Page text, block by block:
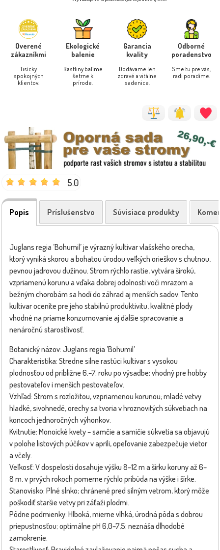
Overené
zákazníkmi
Tisícky
spokojných
klientov.
Ekologické
balenie
Rastliny balíme
šetrne k
prírode.
Garancia
kvality
Dodávame len
zdravé a vitálne
sadenice.
Odborné
poradenstvo
Sme tu pre vás,
radi poradíme.
5.0
Popis Príslušenstvo Súvisiace produkty
Juglans regia ’Bohumil’ je výrazný kultivar vlašského orecha,
ktorý vyniká skorou a bohatou úrodou veľkých orieškov s chutnou,
pevnou jadrovou dužinou. Strom rýchlo rastie, vytvára širokú,
vzpriamenú korunu a vďaka dobrej odolnosti voči mrazom a
bežným chorobám sa hodí do záhrad aj menších sadov. Tento
kultivar oceníte pre jeho stabilnú produktivitu, kvalitné plody
vhodné na priame konzumovanie aj ďalšie spracovanie a
nenáročnú starostlivosť.
Botanický názov: Juglans regia ’Bohumil’
Charakteristika: Stredne silne rastúci kultivar s vysokou
plodnosťou od približne 6.–7. roku po výsadbe; vhodný pre hobby
pestovateľov i menších pestovateľov.
Vzhľad: Strom s rozložitou, vzpriamenou korunou; mladé vetvy
hladké, sivohnedé, orechy sa tvoria v hroznovitých súkvetiach na
koncoch jednoročných výhonkov.
Kvitnutie: Monoické kvety – samčie a samičie súkvetia sa objavujú
v polohe listových púčikov v apríli, opeľovanie zabezpečuje vietor
a včely.
Veľkosť: V dospelosti dosahuje výšku 8–12 m a šírku koruny až 6–
8 m, v prvých rokoch pomerne rýchlo pribúda na výške i šírke.
Stanovisko: Plné slnko; chránené pred silným vetrom, ktorý môže
poškodiť staršie vetvy pri záťaži plodmi.
Pôdne podmienky: Hlboká, mierne vlhká, úrodná pôda s dobrou
priepustnosťou; optimálne pH 6,0–7,5; neznáša dlhodobé
zamokrenie.